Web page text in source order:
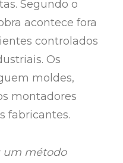
Segundo o
acontece fora
controlados
Os
moldes,
montadores
fabricantes.
um método